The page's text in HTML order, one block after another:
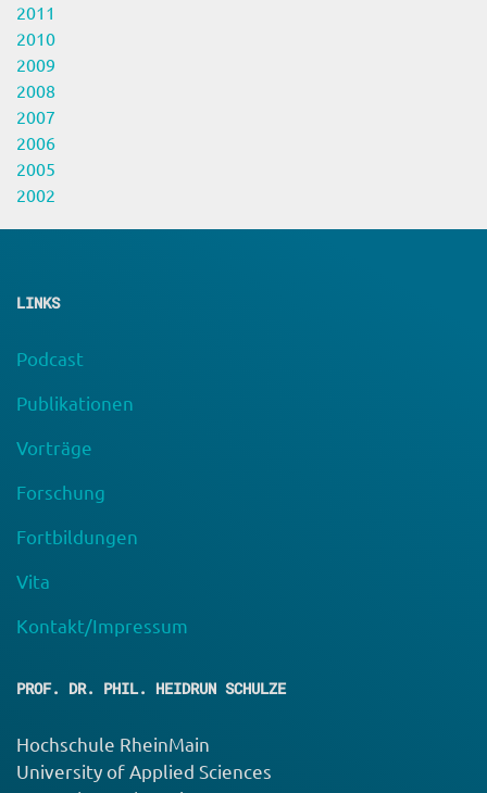
2011
2010
2009
2008
2007
2006
2005
2002
LINKS
Podcast
Publikationen
Vorträge
Forschung
Fortbildungen
Vita
Kontakt/Impressum
PROF. DR. PHIL. HEIDRUN SCHULZE
Hochschule RheinMain
University of Applied Sciences